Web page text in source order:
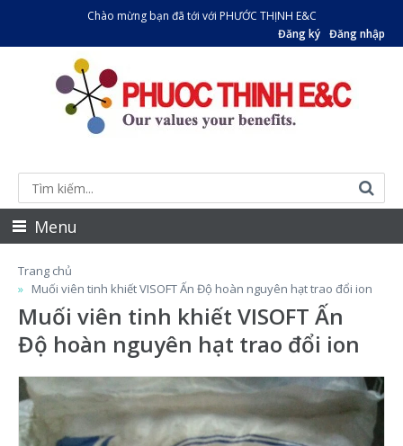
Chào mừng bạn đã tới với PHƯỚC THỊNH E&C
Đăng ký Đăng nhập
Menu
Trang chủ
Muối viên tinh khiết VISOFT Ấn Độ hoàn nguyên hạt trao đổi ion
Muối viên tinh khiết VISOFT Ấn
Độ hoàn nguyên hạt trao đổi ion